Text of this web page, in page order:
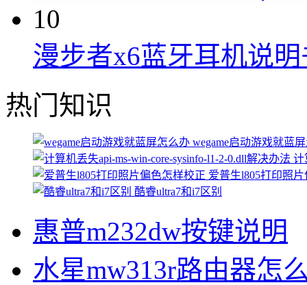
10
漫步者x6蓝牙耳机说明
热门知识
wegame启动游戏就蓝
计
爱普生l805打印照
酷睿ultra7和i7区别
惠普m232dw按键说明
水星mw313r路由器怎